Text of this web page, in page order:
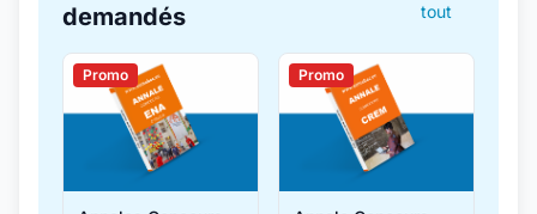
demandés
tout
Promo Promo